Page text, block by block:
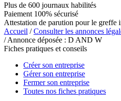
Plus de 600 journaux habilités
Paiement 100% sécurisé
Attestation de parution pour le greffe
Accueil /Consulter les annonces
/ Annonce déposée : D AND W
Fiches pratiques et conseils
Créer son entreprise
Gérer son entreprise
Fermer son entreprise
Toutes nos fiches pratiques